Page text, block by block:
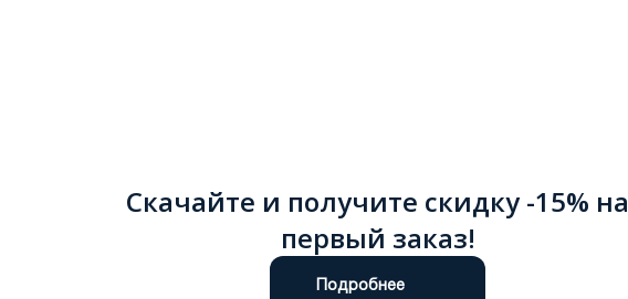
Скачайте и получите скидку -15% на
первый заказ!
Подробнее